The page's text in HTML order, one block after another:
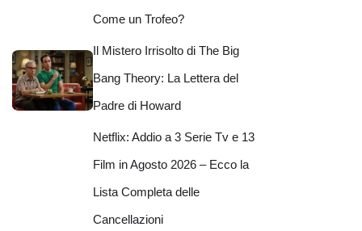
Come un Trofeo?
Il Mistero Irrisolto di The Big
Bang Theory: La Lettera del
Padre di Howard
Netflix: Addio a 3 Serie Tv e 13
Film in Agosto 2026 – Ecco la
Lista Completa delle
Cancellazioni